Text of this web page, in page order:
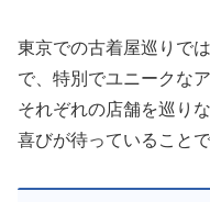
東京での古着屋巡りで
で、特別でユニークな
それぞれの店舗を巡り
喜びが待っていることで